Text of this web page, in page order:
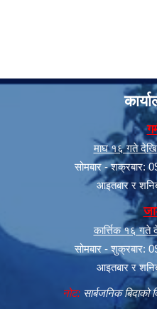
माघ १६ गते देखि
सोमबार - शक्रबार:
आइतबार र
कार्त्तिक १६
सोमबार - शुक्रबार:
आइतबार र
नोट:सार्बजनिक बिदाको